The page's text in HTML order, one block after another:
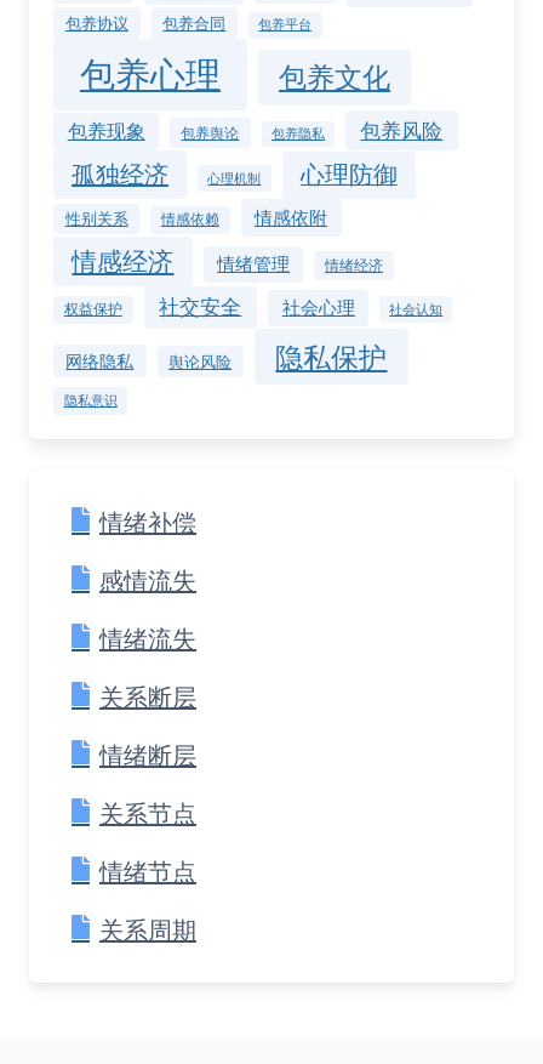
包养协议 包养合同 包养平台
包养心理 包养文化
包养现象 包养舆论 包养隐私 包养风险
孤独经济 心理机制 心理防御
性别关系 情感依赖 情感依附
情感经济 情绪管理 情绪经济
权益保护 社交安全 社会心理 社会认知
网络隐私 舆论风险 隐私保护
隐私意识
情绪补偿
感情流失
情绪流失
关系断层
情绪断层
关系节点
情绪节点
关系周期